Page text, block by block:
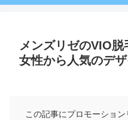
メンズリゼのVIO脱
女性から人気のデ
この記事にプロモーション